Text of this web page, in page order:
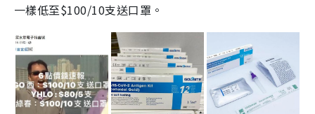
一樣低至$100/10支送口罩。